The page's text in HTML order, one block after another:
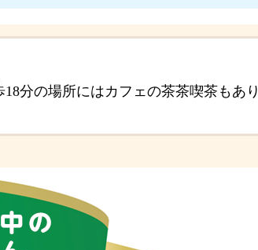
分の場所にはカフェの茶茶喫茶もあり